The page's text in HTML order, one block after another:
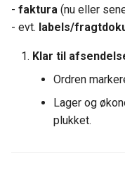
- faktura (nu eller
- evt. labels/
Klar til
Ordren
Lager og
plukket.